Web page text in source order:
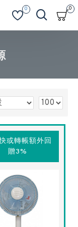
0 0
或轉帳額外回
贈3%